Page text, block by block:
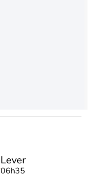
Lever
06h35